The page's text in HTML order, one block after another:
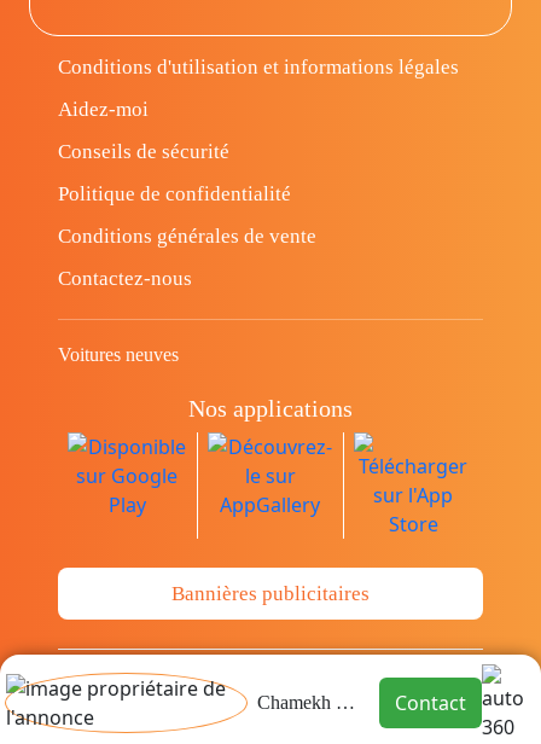
Chamekh Mossaab Contact
Conditions d'utilisation et informations légales
Aidez-moi
Conseils de sécurité
Politique de confidentialité
Conditions générales de vente
Contactez-nous
Voitures neuves
Nos applications
Bannières publicitaires
© Copyright 2014-2026 Cava.tn Limited Tous
les droits sont réservés.